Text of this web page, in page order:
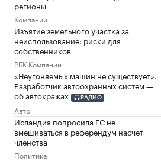
регионы
Компании
Изъятие земельного участка за
неиспользование: риски для
собственников
РБК Компании
«Неугоняемых машин не существует».
Разработчик автоохранных систем —
об автокражах
РАДИО
Авто
Исландия попросила ЕС не
вмешиваться в референдум насчет
членства
Политика